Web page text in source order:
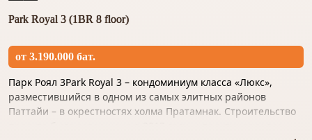
специальные цены
- В комплексе есть аналогичные квартиры на
- Доступны варианты с разными видами из окон
Мы подготовили подробные статьи, где просто и
понятно рассказываем о всех деталях:
-Процесс бронирования
-Дополнительные платежи при бронировании
Все детали уточняйте у менеджера. Подберем
Park Royal 3 (1BR 8 floor)
от 3.190.000 бат.
Парк Роял 3Park Royal 3 – кондоминиум класса «Люкс»,
разместившийся в одном из самых элитных районов
Паттайи – в окрестностях холма Пратамнак. Строительство